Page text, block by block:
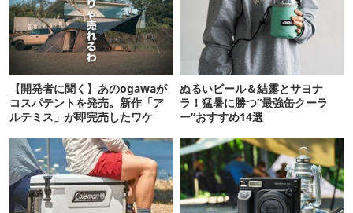
【開発者に聞く】あのogawaが
コスパテントを発売。新作「ア
ルテミス」が即完売したワケ
ぬるいビール＆結露とサヨナ
ラ！猛暑に勝つ“最強缶クーラ
ー”おすすめ14選